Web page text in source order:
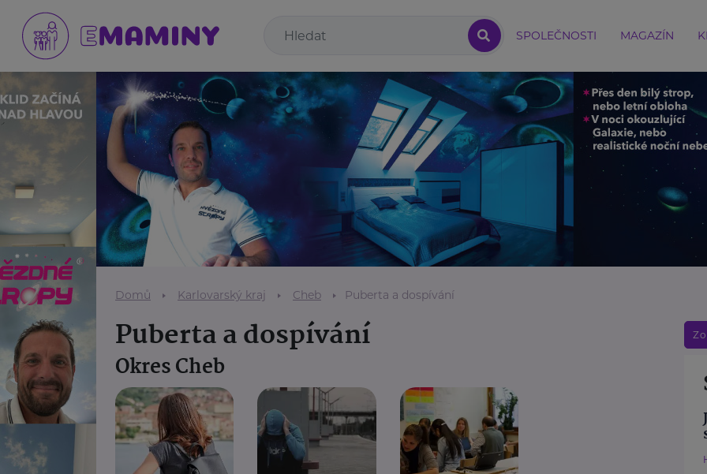
SPOLEČNOSTI MAGAZÍN
Domů Karlovarský kraj Cheb Puberta a dospívání
Puberta a dospívání
Okres Cheb